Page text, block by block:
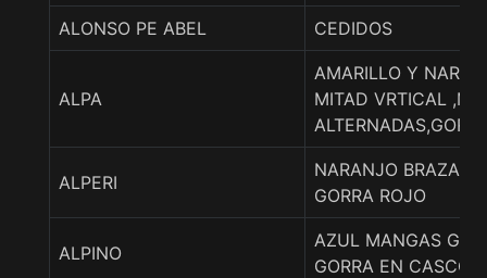
ALONSO PE ABEL CEDIDOS
ALPA
AMARILLO Y
MITAD VRTICAL
ALPERI
NARANJO
GORRA ROJO
ALPINO
AZUL MANGAS
GORRA EN CASCOS.